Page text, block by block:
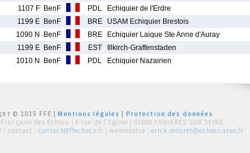
1107 F BenF PDL Echiquier de l'Erdre
1199 E BenF BRE USAM Echiquier Brestois
1090 N BenF BRE Echiquier Laique Ste Anne d'Auray
1199 E BenF EST Illkirch-Graffenstaden
1010 N BenF PDL Echiquier Nazairien
© 2015 FFE |Mentions légales
Protection des données
des Echecs | 6 rue de l'Eglise | 92600 ASNIERES SUR SEINE
| contact : contact@ffechecs.fr | webmestre : erick.mouret@echecs.asso.fr